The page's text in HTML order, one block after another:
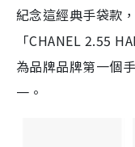
紀念這經典手袋款
「CHANEL 2.55
為品牌品牌第一個
一。